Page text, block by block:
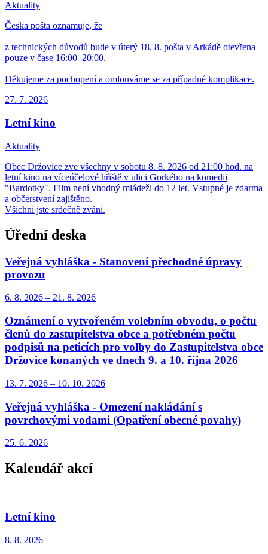
Aktuality
Česka pošta oznamuje, že
z technických důvodů bude v úterý 18. 8. pošta v Arkádě otevřena
pouze v čase 16:00–20:00.
Děkujeme za pochopení a omlouváme se za případné komplikace.
27. 7. 2026
Letní kino
Aktuality
Obec Držovice zve všechny v sobotu 8. 8. 2026 od 21:00 hod. na
letní kino na víceúčelové hřiště v ulici Gorkého na komedii
"Bardotky". Film není vhodný mládeži do 12 let. Vstupné je zdarma
a občerstvení zajištěno.
Všichni jste srdečně zváni.
Úřední deska
Veřejná vyhláška - Stanovení přechodné úpravy
provozu
6. 8. 2026 – 21. 8. 2026
Oznámení o vytvořeném volebním obvodu, o počtu
členů do zastupitelstva obce a potřebném počtu
podpisů na peticích pro volby do Zastupitelstva obce
Držovice konaných ve dnech 9. a 10. října 2026
13. 7. 2026 – 10. 10. 2026
Veřejná vyhláška - Omezení nakládání s
povrchovými vodami (Opatření obecné povahy)
25. 6. 2026
Kalendář akcí
Letní kino
8. 8. 2026